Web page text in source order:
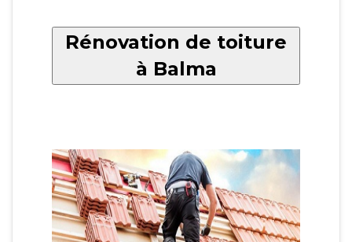
Rénovation de toiture
à Balma